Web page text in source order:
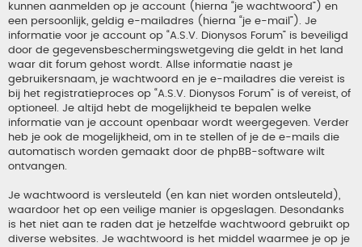
kunnen aanmelden op je account (hierna “je wachtwoord”) en
een persoonlijk, geldig e-mailadres (hierna “je e-mail”). Je
informatie voor je account op “A.S.V. Dionysos Forum” is beveiligd
door de gegevensbeschermingswetgeving die geldt in het land
waar dit forum gehost wordt. Allse informatie naast je
gebruikersnaam, je wachtwoord en je e-mailadres die vereist is
bij het registratieproces op “A.S.V. Dionysos Forum” is of vereist, of
optioneel. Je altijd hebt de mogelijkheid te bepalen welke
informatie van je account openbaar wordt weergegeven. Verder
heb je ook de mogelijkheid, om in te stellen of je de e-mails die
automatisch worden gemaakt door de phpBB-software wilt
ontvangen.
Je wachtwoord is versleuteld (en kan niet worden ontsleuteld),
waardoor het op een veilige manier is opgeslagen. Desondanks
is het niet aan te raden dat je hetzelfde wachtwoord gebruikt op
diverse websites. Je wachtwoord is het middel waarmee je op je